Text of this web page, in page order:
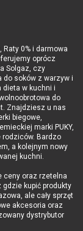
Raty 0% i darmowa
oprócz
Solgaz, czy
do soków z warzyw i
dieta w kuchni i
do
Znajdziesz u nas
biegowe,
marki PUKY,
rodziców. Bardzo
a kolejnym nowy
kuchni.
ceny oraz rzetelna
kupić produkty
ale cały sprzęt
akcesoria oraz
dystrybutor